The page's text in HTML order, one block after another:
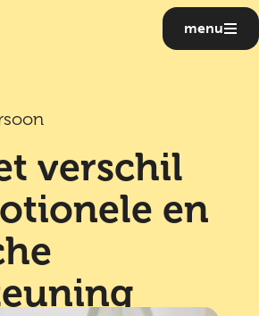
menu
verschil
en